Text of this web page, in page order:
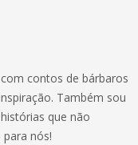
contos de bárbaros
Também sou
que não
nós!